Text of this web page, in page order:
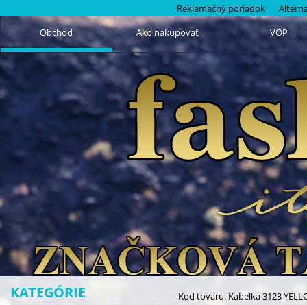
Reklamačný poriadok
Obchod
Ako nakupovať VOP
KATEGÓRIE Kód tovaru: Kabelka 3123